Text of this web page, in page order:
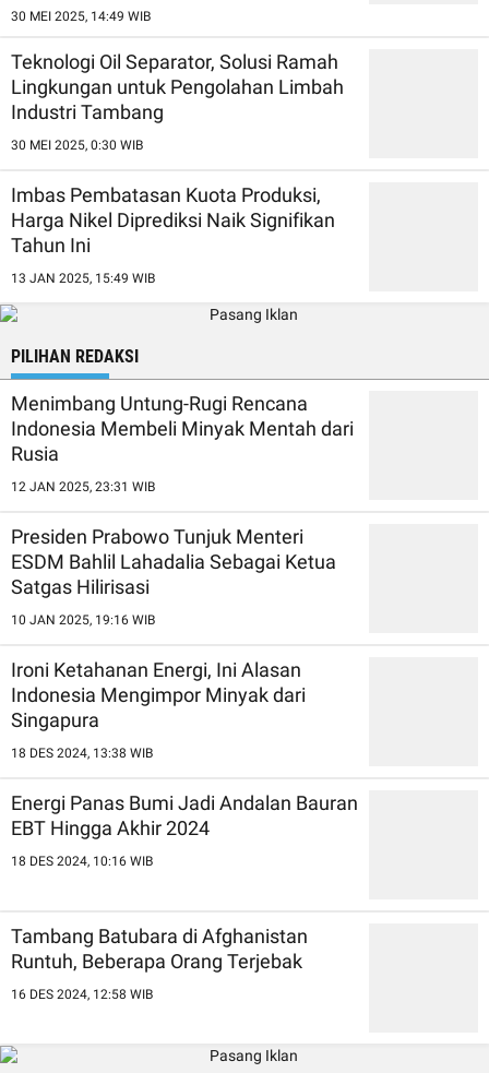
30 MEI 2025, 14:49 WIB
Teknologi Oil Separator, Solusi Ramah
Lingkungan untuk Pengolahan Limbah
Industri Tambang
30 MEI 2025, 0:30 WIB
Imbas Pembatasan Kuota Produksi,
Harga Nikel Diprediksi Naik Signifikan
Tahun Ini
13 JAN 2025, 15:49 WIB
PILIHAN REDAKSI
Menimbang Untung-Rugi Rencana
Indonesia Membeli Minyak Mentah dari
Rusia
12 JAN 2025, 23:31 WIB
Presiden Prabowo Tunjuk Menteri
ESDM Bahlil Lahadalia Sebagai Ketua
Satgas Hilirisasi
10 JAN 2025, 19:16 WIB
Ironi Ketahanan Energi, Ini Alasan
Indonesia Mengimpor Minyak dari
Singapura
18 DES 2024, 13:38 WIB
Energi Panas Bumi Jadi Andalan Bauran
EBT Hingga Akhir 2024
18 DES 2024, 10:16 WIB
Tambang Batubara di Afghanistan
Runtuh, Beberapa Orang Terjebak
16 DES 2024, 12:58 WIB